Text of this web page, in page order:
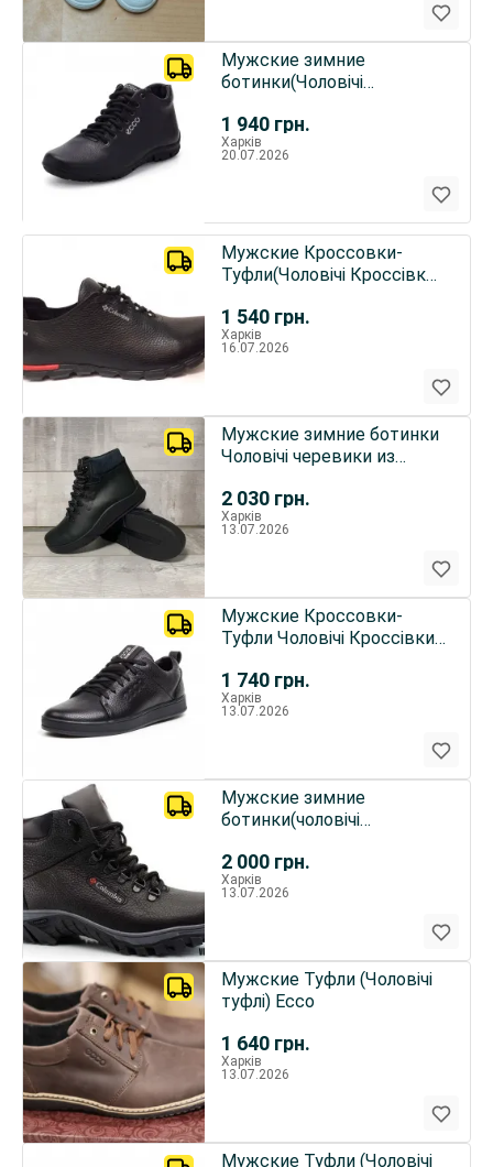
1 940 грн.
Мужские зимние
ботинки(Чоловічі
кожи.ECCO
Харків
20.07.2026
1 540 грн.
Мужские Кроссовки-
Туфли(Чоловічі Кроссівки-
Харків
16.07.2026
2 030 грн.
Мужские зимние ботинки
Чоловічі черевики из
Харків
13.07.2026
1 740 грн.
Мужские Кроссовки-
Туфли Чоловічі Кроссівки-
Харків
13.07.2026
2 000 грн.
Мужские зимние
ботинки(чоловічі
кожи.columbia
Харків
13.07.2026
1 640 грн.
Мужские Туфли (Чоловічі
туфлі) Ecco
Харків
13.07.2026
Мужские Туфли (Чоловічі